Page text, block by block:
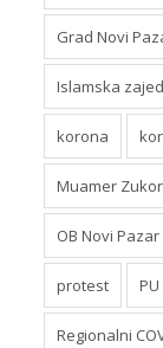
Grad Novi
Islamska
korona
Muamer
OB Novi Pazar
protest
Regionalni